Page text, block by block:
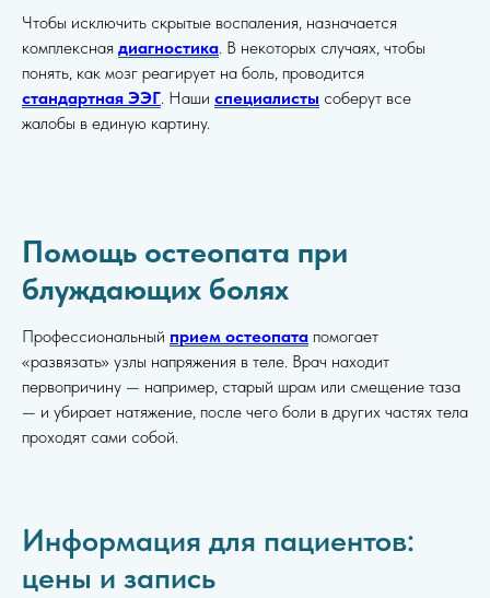
Чтобы исключить скрытые воспаления, назначается
комплексная диагностика. В некоторых случаях, чтобы
понять, как мозг реагирует на боль, проводится
стандартная ЭЭГ. Наши специалисты соберут все
жалобы в единую картину.
Помощь остеопата при
блуждающих болях
Профессиональный прием остеопата помогает
«развязать» узлы напряжения в теле. Врач находит
первопричину — например, старый шрам или смещение таза
— и убирает натяжение, после чего боли в других частях тела
проходят сами собой.
Информация для пациентов:
цены и запись